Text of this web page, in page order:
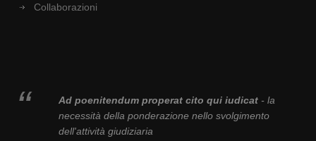
Collaborazioni
Ad poenitendum properat cito qui iudicat- la
necessità della ponderazione nello svolgimento
dell'attività giudiziaria